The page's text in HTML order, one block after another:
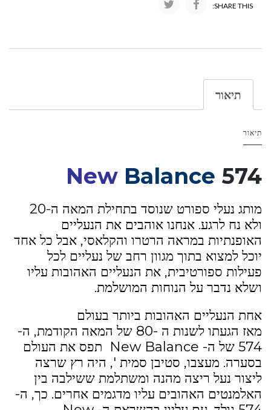
SHARE THIS:
תיאור
תיאור
New Balance 574
מותג נעלי ספורט שנוסד בתחילת המאה ה-20
ולא נח לרגע. אנחנו אוהבים את הנעליים
האופנתיות במראה הרטרו והקלאסי, אבל כל אחד
יוכל למצוא בתוך מגוון רחב של נעליים לכל
פעילות ספורטיבית, את הנעליים האהובות עליו
ושלא נדבר על הנוחות המושלמת.
אחת הנעליים האהובות ביותר בעולם
מאז הגעתו לשנות ה -80 של המאה הקודמת, ה-
574 של ה- New Balance תפס את העולם
בסערה. מעצבו, סטיבן סמית ', היה רץ שרצה
ליצור נעל ריצה מהנה ומשתלמת ששילבה בין
האלמנטים האהובים עליו מדגמים אחרים. כך, ה-